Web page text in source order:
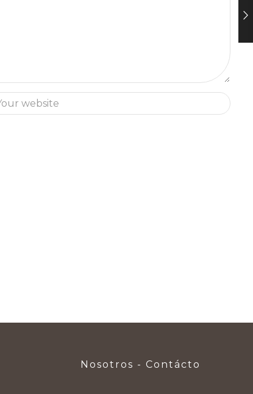
Nosotros - Contácto